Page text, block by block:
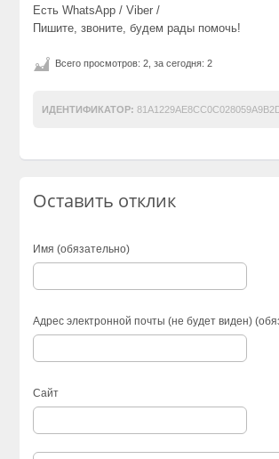
Есть WhatsApp / Viber /
Пишите, звоните, будем рады помочь!
Всего просмотров: 2, за сегодня: 2
ИДЕНТИФИКАТОР:
Оставить отклик
Имя (обязательно)
Адрес электронной почты (не будет виден)
Сайт